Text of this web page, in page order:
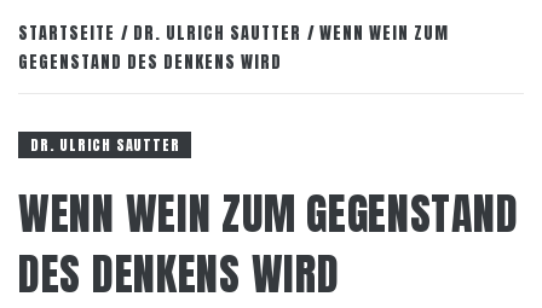
STARTSEITE DR. ULRICH SAUTTER
WENN WEIN ZUM
GEGENSTAND DES DENKENS WIRD
DR. ULRICH SAUTTER
WENN WEIN ZUM GEGENSTAND
DES DENKENS WIRD